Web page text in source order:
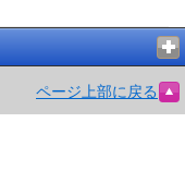
ページ上部に戻る